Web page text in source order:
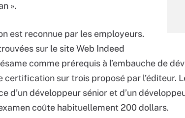
».
est reconnue par les employeurs.
sur le site Web Indeed
comme prérequis à l’embauche de
certification sur trois proposé par l’éditeur.
d’un développeur sénior et d’un
coûte habituellement 200 dollars.